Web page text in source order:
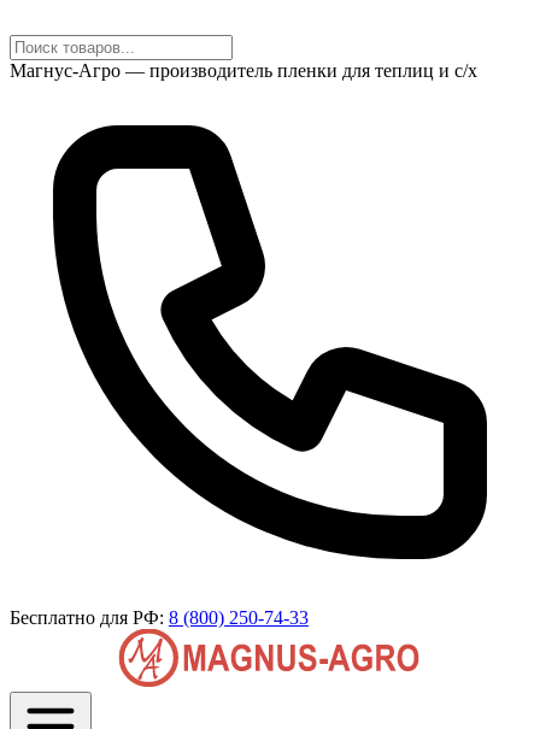
Магнус-Агро — производитель пленки для теплиц и с/х
Бесплатно для РФ: 8 (800) 250-74-33